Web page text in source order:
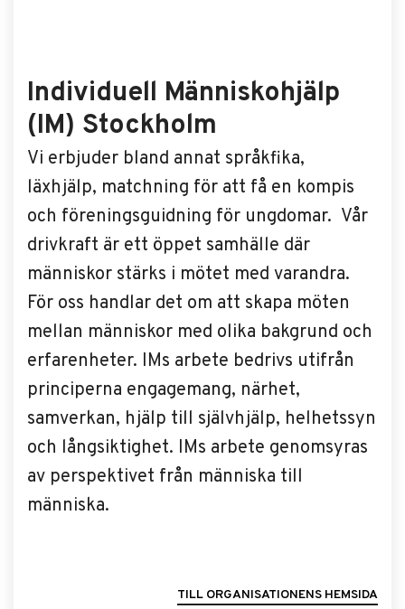
Individuell Människohjälp
(IM) Stockholm
Vi erbjuder bland annat språkfika,
läxhjälp, matchning för att få en kompis
och föreningsguidning för ungdomar. Vår
drivkraft är ett öppet samhälle där
människor stärks i mötet med varandra.
För oss handlar det om att skapa möten
mellan människor med olika bakgrund och
erfarenheter. IMs arbete bedrivs utifrån
principerna engagemang, närhet,
samverkan, hjälp till självhjälp, helhetssyn
och långsiktighet. IMs arbete genomsyras
av perspektivet från männi­ska till
människa.
TILL ORGANISATIONENS HEMSIDA